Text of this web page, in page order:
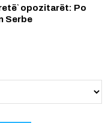
opozitarët: Po
Serbe